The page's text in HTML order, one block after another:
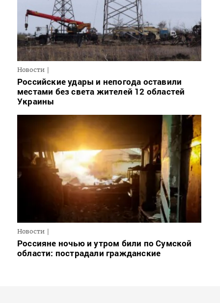
Новости
Российские удары и непогода оставили
местами без света жителей 12 областей
Украины
Новости
Россияне ночью и утром били по Сумской
области: пострадали гражданские